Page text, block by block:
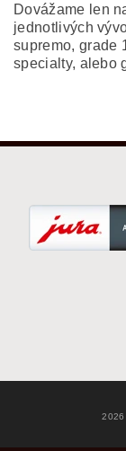
Dovážame len
jednotlivých
supremo, grade
specialty, alebo